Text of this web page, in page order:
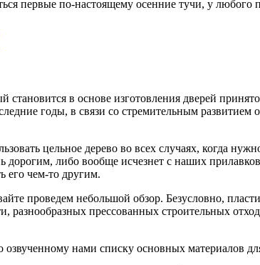
первые по-настоящему осенние тучи, у любого
в основе изготовления дверей
годы, в связи со стремительным развитием
цельное дерево во всех случаях, когда
дорогим, либо вообще исчезнет с наших
его чем-то другим.
проведем небольшой обзор. Безусловно,
разнообразных прессованных строительных
озвученному нами списку основных материалов